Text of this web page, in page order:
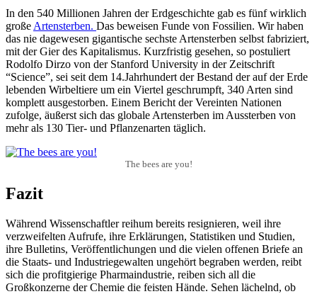
In den 540 Millionen Jahren der Erdgeschichte gab es fünf wirklich
große Artensterben. Das beweisen Funde von Fossilien. Wir haben
das nie dagewesen gigantische sechste Artensterben selbst fabriziert,
mit der Gier des Kapitalismus. Kurzfristig gesehen, so postuliert
Rodolfo Dirzo von der Stanford University in der Zeitschrift
“Science”, sei seit dem 14.Jahrhundert der Bestand der auf der Erde
lebenden Wirbeltiere um ein Viertel geschrumpft, 340 Arten sind
komplett ausgestorben. Einem Bericht der Vereinten Nationen
zufolge, äußerst sich das globale Artensterben im Aussterben von
mehr als 130 Tier- und Pflanzenarten täglich.
The bees are you!
Fazit
Während Wissenschaftler reihum bereits resignieren, weil ihre
verzweifelten Aufrufe, ihre Erklärungen, Statistiken und Studien,
ihre Bulletins, Veröffentlichungen und die vielen offenen Briefe an
die Staats- und Industriegewalten ungehört begraben werden, reibt
sich die profitgierige Pharmaindustrie, reiben sich all die
Großkonzerne der Chemie die feisten Hände. Sehen lächelnd, ob